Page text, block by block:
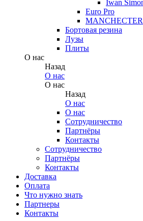
Iwan
Euro Pro
MANCHECTER
Бортовая резина
Лузы
Плиты
О нас
Назад
О нас
О нас
Назад
О нас
О нас
Сотрудничество
Партнёры
Контакты
Сотрудничество
Партнёры
Контакты
Доставка
Оплата
Что нужно знать
Партнеры
Контакты